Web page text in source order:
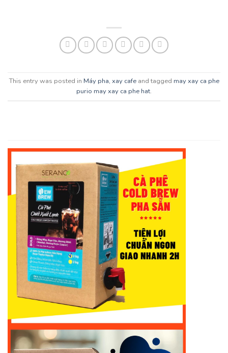
This entry was posted in Máy pha, xay cafeand tagged may xay ca phe
purio may xay ca phe hat.